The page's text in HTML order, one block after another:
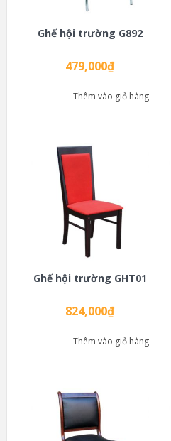
Ghế hội trường G892
479,000₫
Thêm vào giỏ hàng
Ghế hội trường GHT01
824,000₫
Thêm vào giỏ hàng